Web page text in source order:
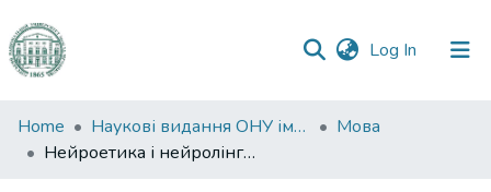
Log In (current)
Communities
&
Home Наукові видання ОНУ імені І. І. Мечникова
Мова
Нейроетика і нейролінгвістика у сучасній лінгвістичній думці